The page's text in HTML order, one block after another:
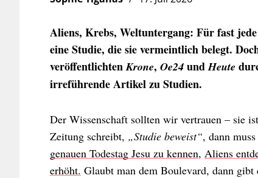
Aliens, Krebs, Weltuntergang: Für fast
eine Studie, die sie vermeintlich belegt.
veröffentlichtenKrone, Oe24 undHeute
irreführende Artikel zu Studien.
Der Wissenschaft sollten wir vertrauen – sie
Zeitung schreibt, „Studie beweist“, dann
genauen Todestag Jesu zu kennen, Aliens
erhöht. Glaubt man dem Boulevard, dann